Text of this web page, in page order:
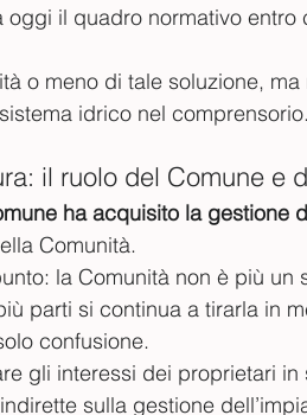
il quadro normativo
o meno di tale soluzione,
idrico nel comprensorio.
il ruolo del Comune e
ha acquisito la gestione
Comunità.
la Comunità non è più un
parti si continua a tirarla in
confusione.
gli interessi dei proprietari
sulla gestione